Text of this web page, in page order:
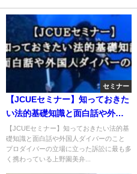
セミナー
【JCUEセミナー】知っておきた
い法的基礎知識と面白話や外国
人ダイバーのこと
【JCUEセミナー】知っておきたい法的基
礎知識と面白話や外国人ダイバーのこと
プロダイバーの立場に立った訴訟に最も多
く携わっている上野園美弁...